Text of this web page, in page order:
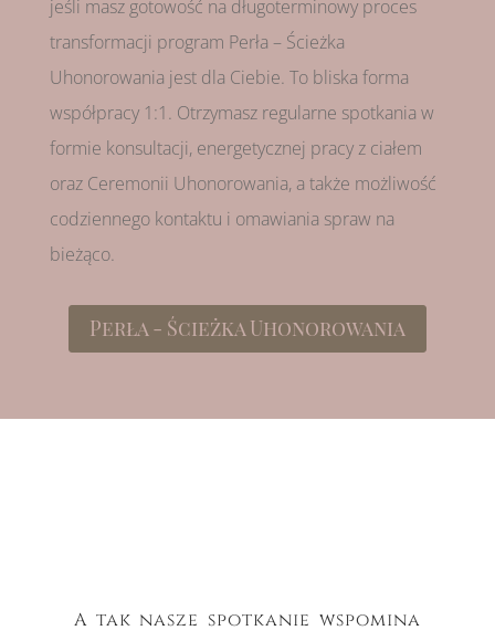
jeśli masz gotowość na długoterminowy proces
transformacji program Perła – Ścieżka
Uhonorowania jest dla Ciebie. To bliska forma
współpracy 1:1. Otrzymasz regularne spotkania w
formie konsultacji, energetycznej pracy z ciałem
oraz Ceremonii Uhonorowania, a także możliwość
codziennego kontaktu i omawiania spraw na
bieżąco.
Perła - Ścieżka Uhonorowania
A tak nasze spotkanie wspomina